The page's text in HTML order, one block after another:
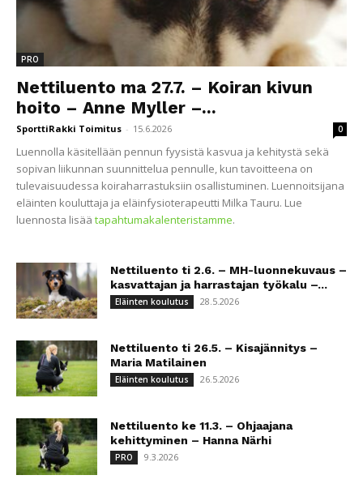
PRO
Nettiluento ma 27.7. – Koiran kivun
hoito – Anne Myller –...
SporttiRakki Toimitus - 15.6.2026 0
Luennolla käsitellään pennun fyysistä kasvua ja kehitystä sekä
sopivan liikunnan suunnittelua pennulle, kun tavoitteena on
tulevaisuudessa koiraharrastuksiin osallistuminen. Luennoitsijana
eläinten kouluttaja ja eläinfysioterapeutti Milka Tauru. Lue
luennosta lisää tapahtumakalenteristamme.
Nettiluento ti 2.6. – MH-luonnekuvaus –
kasvattajan ja harrastajan työkalu –...
Eläinten koulutus 28.5.2026
Nettiluento ti 26.5. – Kisajännitys –
Maria Matilainen
Eläinten koulutus 26.5.2026
Nettiluento ke 11.3. – Ohjaajana
kehittyminen – Hanna Närhi
PRO 9.3.2026